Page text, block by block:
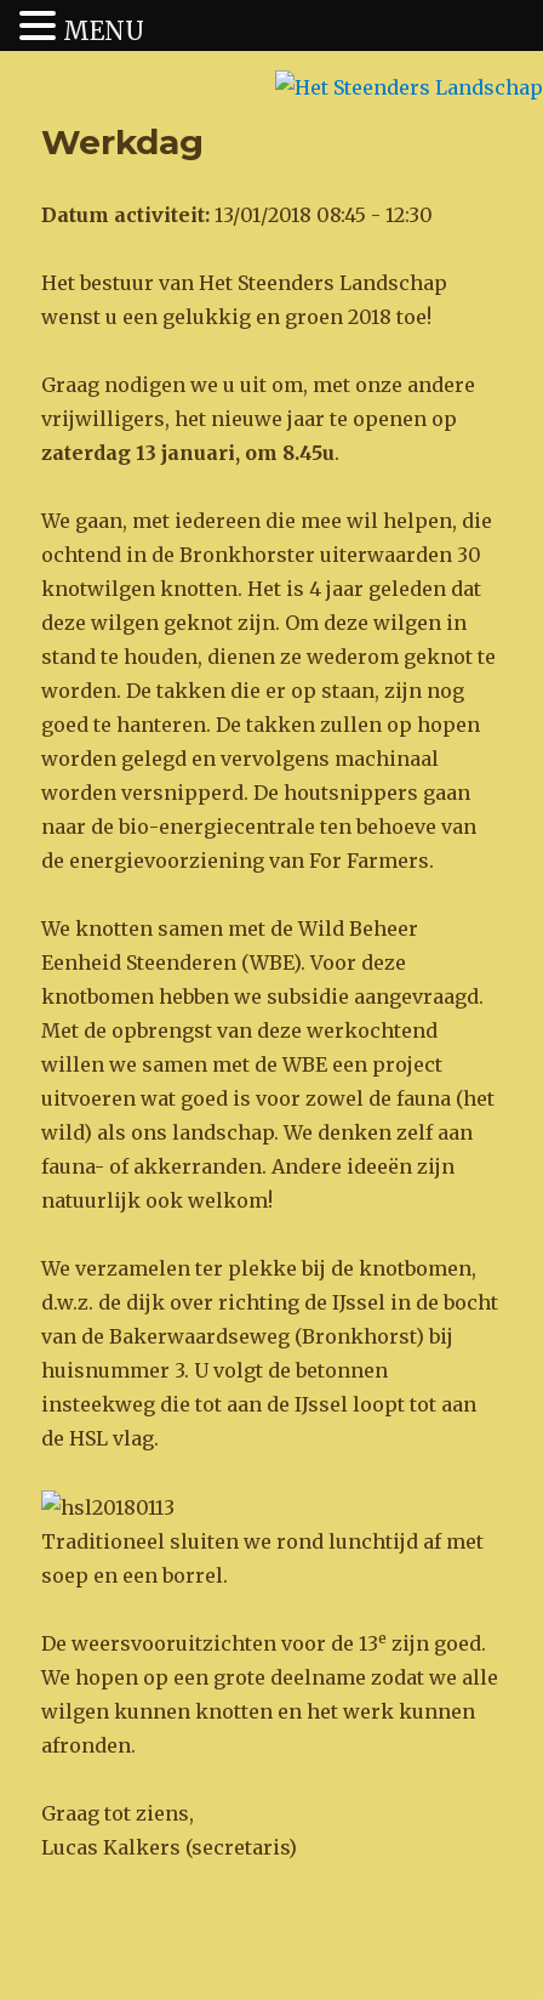
Het Steenders Landschap
Werkdag
Datum activiteit: 13/01/2018 08:45 - 12:30
Het bestuur van Het Steenders Landschap
wenst u een gelukkig en groen 2018 toe!
Graag nodigen we u uit om, met onze andere
vrijwilligers, het nieuwe jaar te openen op
zaterdag 13 januari, om 8.45u.
We gaan, met iedereen die mee wil helpen, die
ochtend in de Bronkhorster uiterwaarden 30
knotwilgen knotten. Het is 4 jaar geleden dat
deze wilgen geknot zijn. Om deze wilgen in
stand te houden, dienen ze wederom geknot te
worden. De takken die er op staan, zijn nog
goed te hanteren. De takken zullen op hopen
worden gelegd en vervolgens machinaal
worden versnipperd. De houtsnippers gaan
naar de bio-energiecentrale ten behoeve van
de energievoorziening van For Farmers.
We knotten samen met de Wild Beheer
Eenheid Steenderen (WBE). Voor deze
knotbomen hebben we subsidie aangevraagd.
Met de opbrengst van deze werkochtend
willen we samen met de WBE een project
uitvoeren wat goed is voor zowel de fauna (het
wild) als ons landschap. We denken zelf aan
fauna- of akkerranden. Andere ideeën zijn
natuurlijk ook welkom!
We verzamelen ter plekke bij de knotbomen,
d.w.z. de dijk over richting de IJssel in de bocht
van de Bakerwaardseweg (Bronkhorst) bij
huisnummer 3. U volgt de betonnen
insteekweg die tot aan de IJssel loopt tot aan
de HSL vlag.
Traditioneel sluiten we rond lunchtijd af met
soep en een borrel.
De weersvooruitzichten voor de 13e zijn goed.
We hopen op een grote deelname zodat we alle
wilgen kunnen knotten en het werk kunnen
afronden.
Graag tot ziens,
Lucas Kalkers (secretaris)
MENU